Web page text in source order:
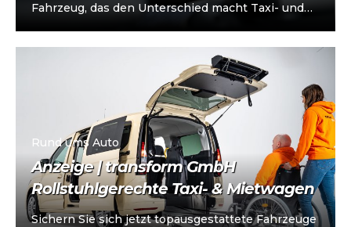
Fahrzeug, das den Unterschied macht Taxi- und
Rund ums Auto
Anzeige | transform GmbH
Rollstuhlgerechte Taxi- & Mietwagen
Sichern Sie sich jetzt topausgestattete Fahrzeuge